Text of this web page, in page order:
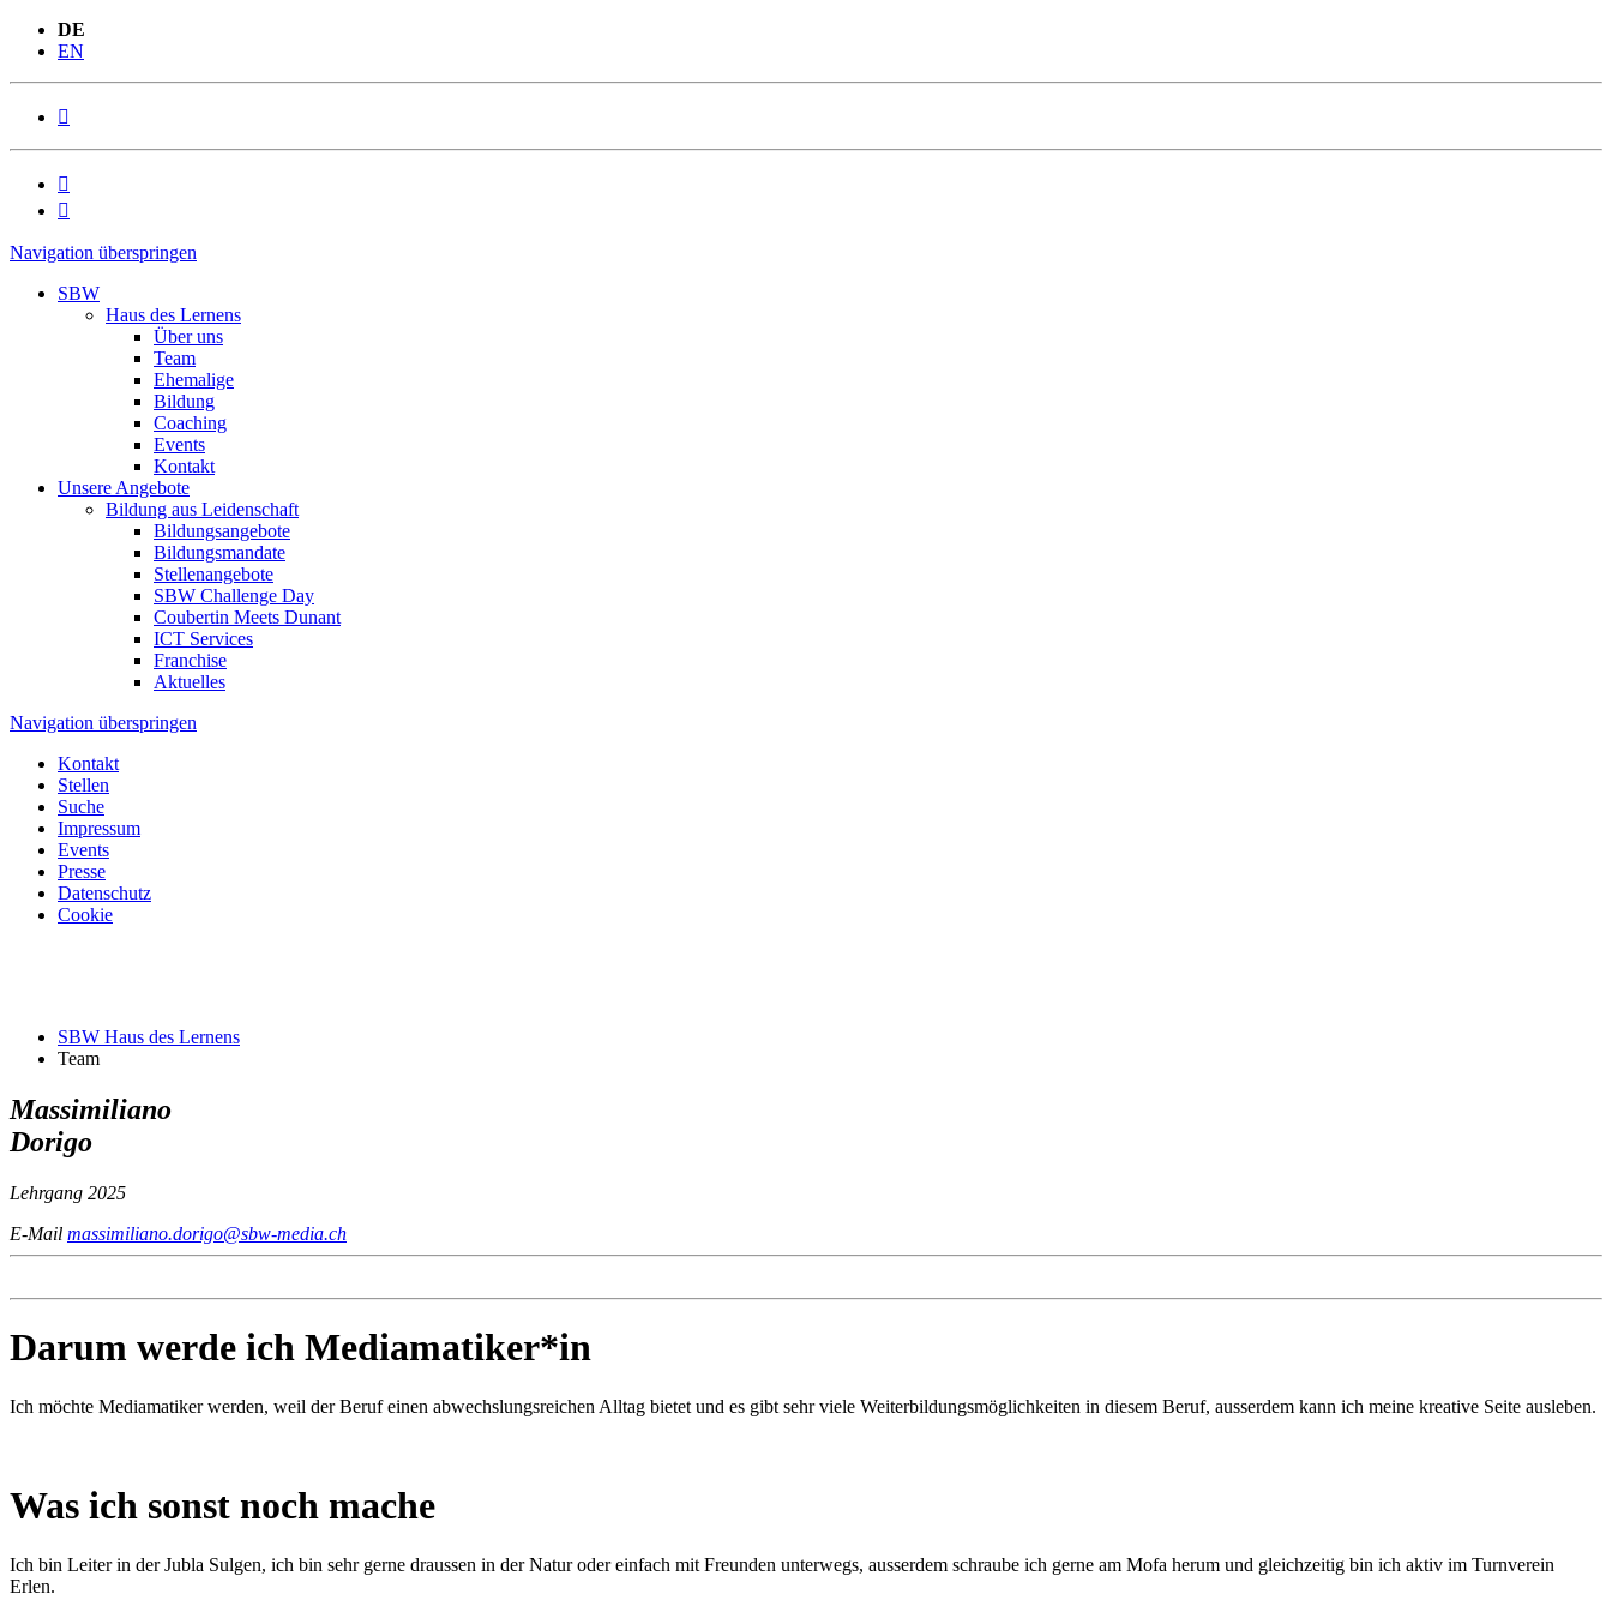
DE
EN



Navigation überspringen
SBW
Haus des Lernens
Über uns
Team
Ehemalige
Bildung
Coaching
Events
Kontakt
Unsere Angebote
Bildung aus Leidenschaft
Bildungsangebote
Bildungsmandate
Stellenangebote
SBW Challenge Day
Coubertin Meets Dunant
ICT Services
Franchise
Aktuelles
Navigation überspringen
Kontakt
Stellen
Suche
Impressum
Events
Presse
Datenschutz
Cookie
SBW Haus des Lernens
Team
Massimiliano
Dorigo
Lehrgang 2025
E-Mail massimiliano.dorigo@sbw-media.ch
Darum werde ich Mediamatiker*in
Ich möchte Mediamatiker werden, weil der Beruf einen abwechslungsreichen Alltag bietet und es gibt sehr viele Weiterbildungsmöglichkeiten in diesem Beruf, ausserdem kann ich meine kreative Seite ausleben.
Was ich sonst noch mache
Ich bin Leiter in der Jubla Sulgen, ich bin sehr gerne draussen in der Natur oder einfach mit Freunden unterwegs, ausserdem schraube ich gerne am Mofa herum und gleichzeitig bin ich aktiv im Turnverein
Erlen.